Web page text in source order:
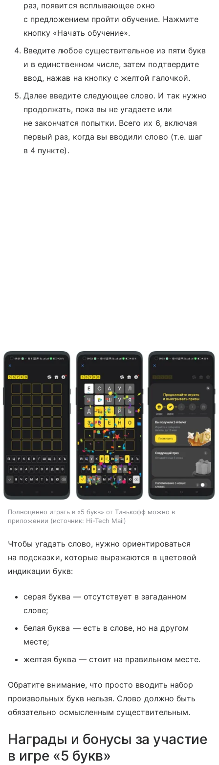
раз, появится всплывающее окно
с предложением пройти обучение. Нажмите
кнопку «Начать обучение».
Введите любое существительное из пяти букв
и в единственном числе, затем подтвердите
ввод, нажав на кнопку с желтой галочкой.
Далее введите следующее слово. И так нужно
продолжать, пока вы не угадаете или
не закончатся попытки. Всего их 6, включая
первый раз, когда вы вводили слово (т.е. шаг
в 4 пункте).
Полноценно играть в «5 букв» от Тинькофф можно в
приложении
источник: Hi-Tech Mail
Чтобы угадать слово, нужно ориентироваться
на подсказки, которые выражаются в цветовой
индикации букв:
серая буква — отсутствует в загаданном
слове;
белая буква — есть в слове, но на другом
месте;
желтая буква — стоит на правильном месте.
Обратите внимание, что просто вводить набор
произвольных букв нельзя. Слово должно быть
обязательно осмысленным существительным.
Награды и бонусы за участие
в игре «5 букв»